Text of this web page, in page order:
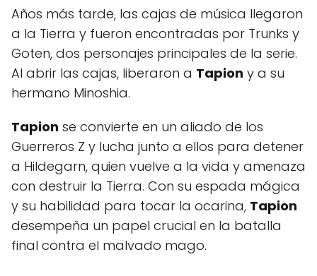
Años más tarde, las cajas de música llegaron
a la Tierra y fueron encontradas por Trunks y
Goten, dos personajes principales de la serie.
Al abrir las cajas, liberaron a Tapion y a su
hermano Minoshia.
Tapion se convierte en un aliado de los
Guerreros Z y lucha junto a ellos para detener
a Hildegarn, quien vuelve a la vida y amenaza
con destruir la Tierra. Con su espada mágica
y su habilidad para tocar la ocarina, Tapion
desempeña un papel crucial en la batalla
final contra el malvado mago.